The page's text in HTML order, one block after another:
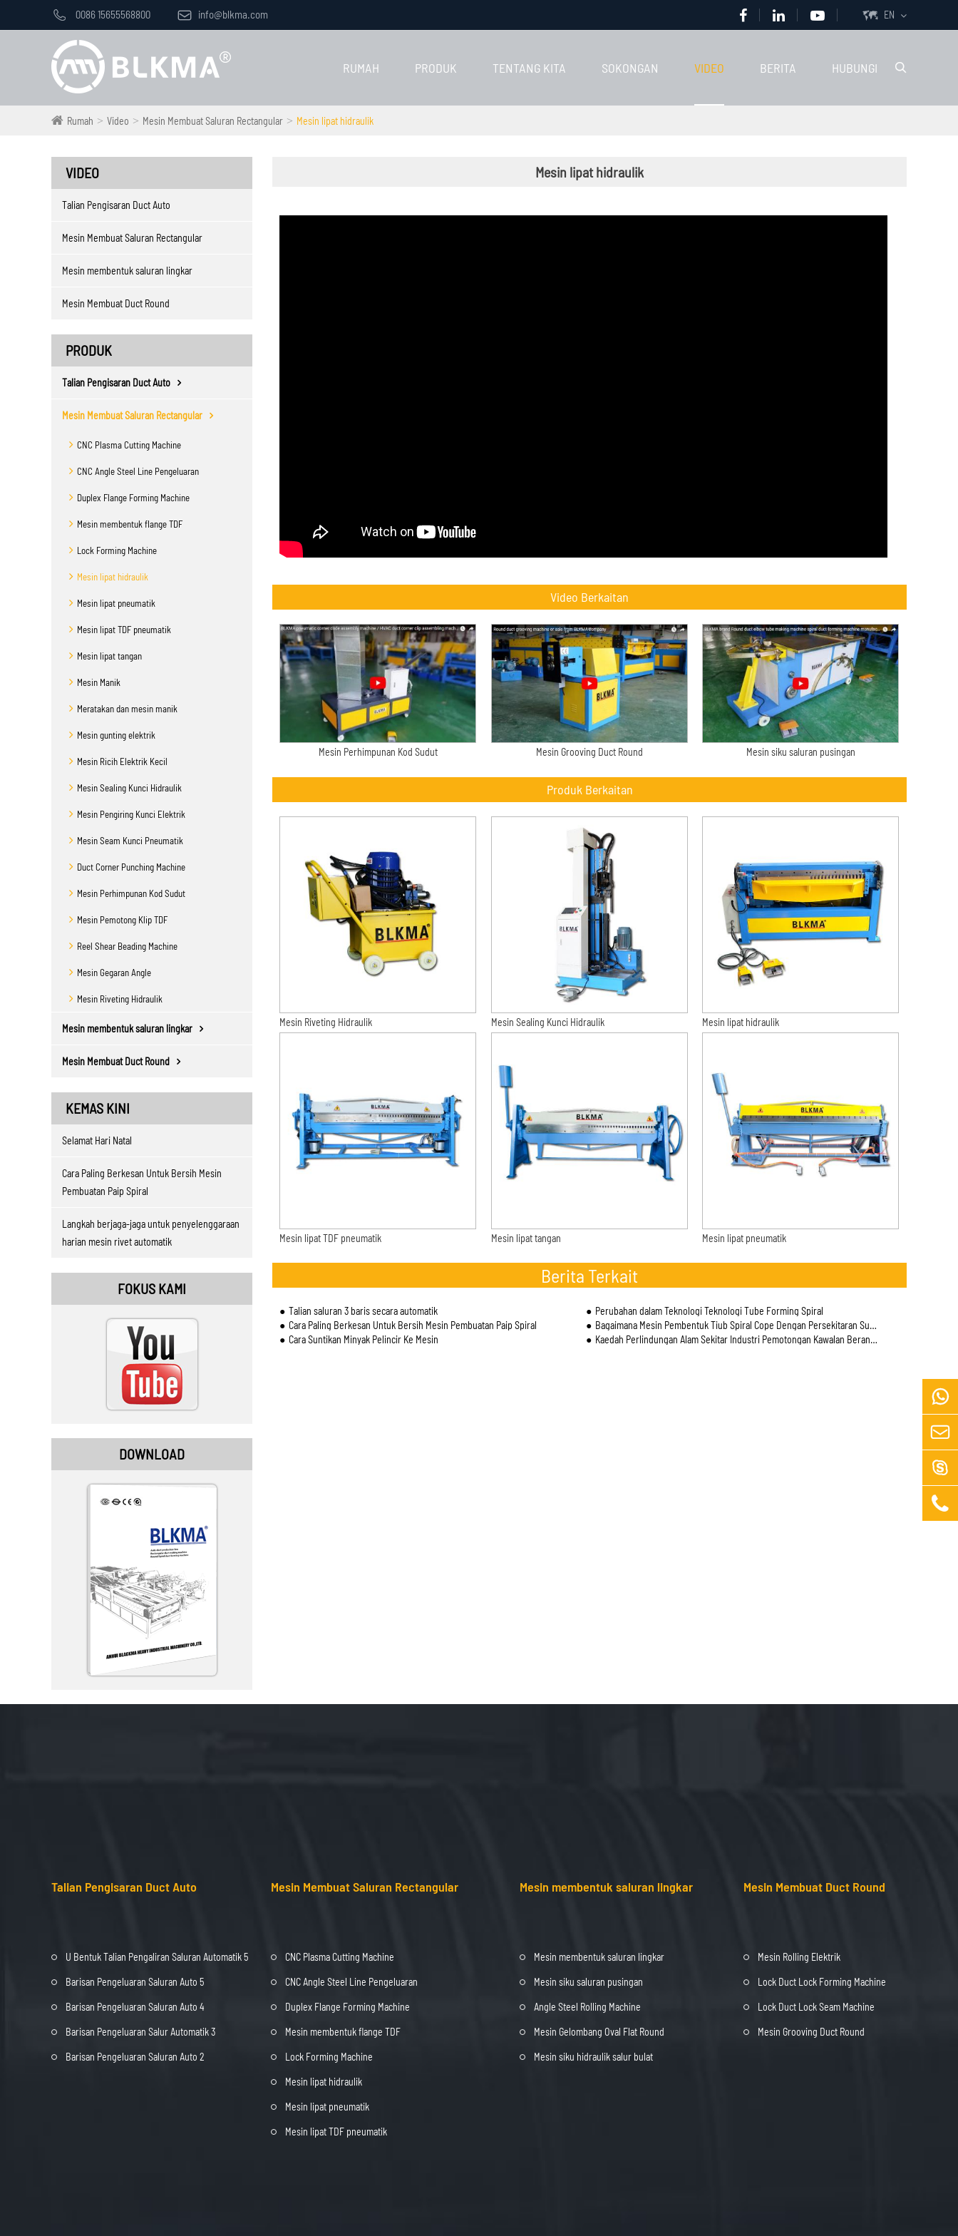
 0086 15655568800  info@blkma.com  EN

RUMAH PRODUK TENTANG KITA SOKONGAN VIDEO BERITA HUBUNGI
Rumah Video Mesin Membuat Saluran Rectangular Mesin lipat hidraulik
VIDEO
Talian Pengisaran Duct Auto
Mesin Membuat Saluran Rectangular
Mesin membentuk saluran lingkar
Mesin Membuat Duct Round
PRODUK
Talian Pengisaran Duct Auto
Mesin Membuat Saluran Rectangular
CNC Plasma Cutting Machine
CNC Angle Steel Line Pengeluaran
Duplex Flange Forming Machine
Mesin membentuk flange TDF
Lock Forming Machine
Mesin lipat hidraulik
Mesin lipat pneumatik
Mesin lipat TDF pneumatik
Mesin lipat tangan
Mesin Manik
Meratakan dan mesin manik
Mesin gunting elektrik
Mesin Ricih Elektrik Kecil
Mesin Sealing Kunci Hidraulik
Mesin Pengiring Kunci Elektrik
Mesin Seam Kunci Pneumatik
Duct Corner Punching Machine
Mesin Perhimpunan Kod Sudut
Mesin Pemotong Klip TDF
Reel Shear Beading Machine
Mesin Gegaran Angle
Mesin Riveting Hidraulik
Mesin membentuk saluran lingkar
Mesin Membuat Duct Round
KEMAS KINI
Selamat Hari Natal
Cara Paling Berkesan Untuk Bersih Mesin
Pembuatan Paip Spiral
Langkah berjaga-jaga untuk penyelenggaraan
harian mesin rivet automatik
FOKUS KAMI
DOWNLOAD
Mesin lipat hidraulik
Video Berkaitan
Mesin Perhimpunan Kod Sudut Mesin Grooving Duct Round Mesin siku saluran pusingan
Produk Berkaitan
Mesin Riveting Hidraulik Mesin Sealing Kunci Hidraulik Mesin lipat hidraulik
Mesin lipat TDF pneumatik Mesin lipat tangan Mesin lipat pneumatik
Berita Terkait
Talian saluran 3 baris secara automatik
Perubahan dalam Teknologi Teknologi Tube Forming Spiral
Cara Paling Berkesan Untuk Bersih Mesin Pembuatan Paip Spiral
Bagaimana Mesin Pembentuk Tiub Spiral Cope Dengan Persekitaran Suhu Rendah
Cara Suntikan Minyak Pelincir Ke Mesin
Kaedah Perlindungan Alam Sekitar Industri Pemotongan Kawalan Berangka
Talian Pengisaran Duct Auto
U Bentuk Talian Pengaliran Saluran Automatik 5
Barisan Pengeluaran Saluran Auto 5
Barisan Pengeluaran Saluran Auto 4
Barisan Pengeluaran Salur Automatik 3
Barisan Pengeluaran Saluran Auto 2
Mesin Membuat Saluran Rectangular
CNC Plasma Cutting Machine
CNC Angle Steel Line Pengeluaran
Duplex Flange Forming Machine
Mesin membentuk flange TDF
Lock Forming Machine
Mesin lipat hidraulik
Mesin lipat pneumatik
Mesin lipat TDF pneumatik
Mesin membentuk saluran lingkar
Mesin membentuk saluran lingkar
Mesin siku saluran pusingan
Angle Steel Rolling Machine
Mesin Gelombang Oval Flat Round
Mesin siku hidraulik salur bulat
Mesin Membuat Duct Round
Mesin Rolling Elektrik
Lock Duct Lock Forming Machine
Lock Duct Lock Seam Machine
Mesin Grooving Duct Round



